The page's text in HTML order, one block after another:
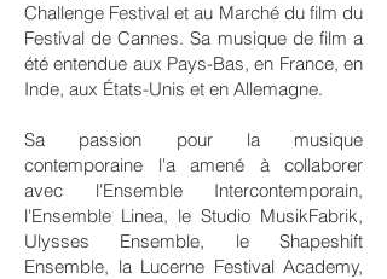
Challenge Festival et au Marché du film du
Festival de Cannes. Sa musique de film a
été entendue aux Pays-Bas, en France, en
Inde, aux États-Unis et en Allemagne.
Sa passion pour la musique
contemporaine l'a amené à collaborer
avec l'Ensemble Intercontemporain,
l'Ensemble Linea, le Studio MusikFabrik,
Ulysses Ensemble, le Shapeshift
Ensemble, la Lucerne Festival Academy,